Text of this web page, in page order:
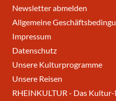
Newsletter abmelden
Allgemeine
Impressum
Datenschutz
Unsere Kulturprogramme
Unsere Reisen
RHEINKULTUR - Das